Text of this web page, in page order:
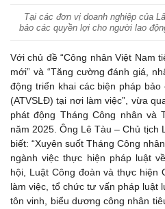
Tại các đơn vị doanh nghiệp của
bảo các quyền lợi cho người lao
Với chủ đề “Công nhân Việt Nam
mới” và “Tăng cường đánh giá,
động triển khai các biện pháp
(ATVSLĐ) tại nơi làm việc”, vừa
phát động Tháng Công nhân và
năm 2025. Ông Lê Tàu – Chủ tịch
biết: “Xuyên suốt Tháng Công
ngành việc thực hiện pháp luật
hội, Luật Công đoàn và thực hiện
làm việc, tổ chức tư vấn pháp luật
tôn vinh, biểu dương công nhân